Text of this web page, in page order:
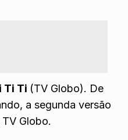
Ti Ti (TV Globo). De
a segunda versão
Globo.